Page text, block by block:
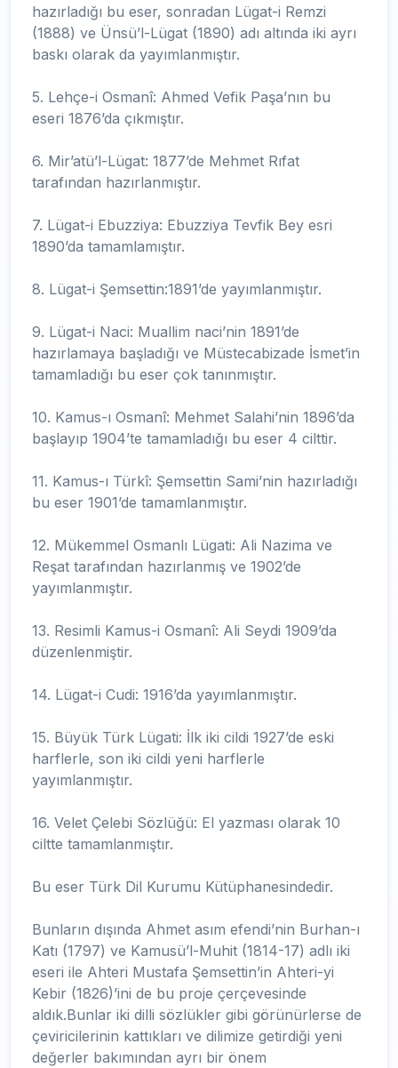
hazırladığı bu eser, sonradan Lügat-i Remzi
(1888) ve Ünsü’l-Lügat (1890) adı altında iki ayrı
baskı olarak da yayımlanmıştır.
5. Lehçe-i Osmanî: Ahmed Vefik Paşa’nın bu
eseri 1876’da çıkmıştır.
6. Mir’atü’l-Lügat: 1877’de Mehmet Rıfat
tarafından hazırlanmıştır.
7. Lügat-i Ebuzziya: Ebuzziya Tevfik Bey esri
1890’da tamamlamıştır.
8. Lügat-i Şemsettin:1891’de yayımlanmıştır.
9. Lügat-i Naci: Muallim naci’nin 1891’de
hazırlamaya başladığı ve Müstecabizade İsmet’in
tamamladığı bu eser çok tanınmıştır.
10. Kamus-ı Osmanî: Mehmet Salahi’nin 1896’da
başlayıp 1904’te tamamladığı bu eser 4 cilttir.
11. Kamus-ı Türkî: Şemsettin Sami’nin hazırladığı
bu eser 1901’de tamamlanmıştır.
12. Mükemmel Osmanlı Lügati: Ali Nazima ve
Reşat tarafından hazırlanmış ve 1902’de
yayımlanmıştır.
13. Resimli Kamus-i Osmanî: Ali Seydi 1909’da
düzenlenmiştir.
14. Lügat-i Cudi: 1916’da yayımlanmıştır.
15. Büyük Türk Lügati: İlk iki cildi 1927’de eski
harflerle, son iki cildi yeni harflerle
yayımlanmıştır.
16. Velet Çelebi Sözlüğü: El yazması olarak 10
ciltte tamamlanmıştır.
Bu eser Türk Dil Kurumu Kütüphanesindedir.
Bunların dışında Ahmet asım efendi’nin Burhan-ı
Katı (1797) ve Kamusü’l-Muhit (1814-17) adlı iki
eseri ile Ahteri Mustafa Şemsettin’in Ahteri-yi
Kebir (1826)’ini de bu proje çerçevesinde
aldık.Bunlar iki dilli sözlükler gibi görünürlerse de
çeviricilerinin kattıkları ve dilimize getirdiği yeni
değerler bakımından ayrı bir önem